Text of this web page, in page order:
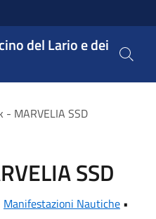
del Lario e dei
- MARVELIA SSD
SSD
Manifestazioni Nautiche •